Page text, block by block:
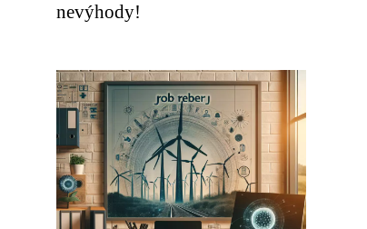
nevýhody!